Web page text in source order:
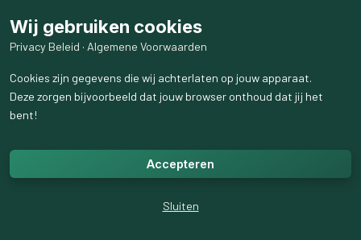
DeHeere werdmetoffersgedankt,
wantHijhad dearkvan hetverbondteruggebracht.
→WaarvoordankjijdeHeere?
Wij gebruiken cookies
Privacy Beleid · Algemene Voorwaarden
Cookies zijn gegevens die wij achterlaten op jouw apparaat.
Deze zorgen bijvoorbeeld dat jouw browser onthoud dat jij het
bent!
Accepteren
Sluiten